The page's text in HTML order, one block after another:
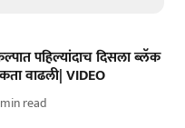
पहिल्यांदाच दिसला ब्लॅक
वाढली| VIDEO
min read